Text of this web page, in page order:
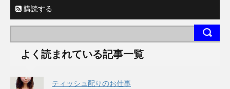
購読する
よく読まれている記事一覧
ティッシュ配りのお仕事